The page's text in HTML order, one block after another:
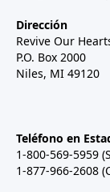
Dirección
Revive Our
P.O. Box 2000
Niles, MI 49120
Teléfono en
1-800-569-5959
1-877-966-2608